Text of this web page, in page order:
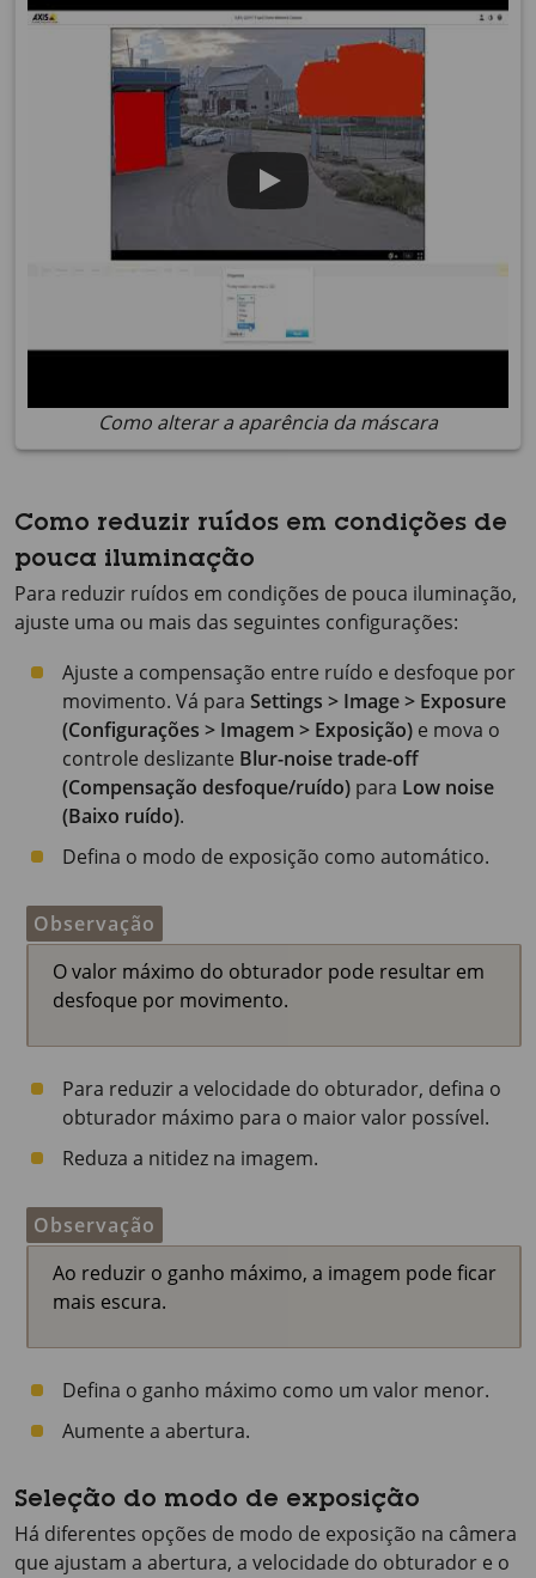
Como alterar a aparência da máscara
Como reduzir ruídos em condições de
pouca iluminação
Para reduzir ruídos em condições de pouca iluminação,
ajuste uma ou mais das seguintes configurações:
Ajuste a compensação entre ruído e desfoque por
movimento. Vá para Settings > Image > Exposure
(Configurações > Imagem > Exposição) e mova o
controle deslizante Blur-noise trade-off
(Compensação desfoque/ruído) para Low noise
(Baixo ruído).
Defina o modo de exposição como automático.
Observação
O valor máximo do obturador pode resultar em
desfoque por movimento.
Para reduzir a velocidade do obturador, defina o
obturador máximo para o maior valor possível.
Reduza a nitidez na imagem.
Observação
Ao reduzir o ganho máximo, a imagem pode ficar
mais escura.
Defina o ganho máximo como um valor menor.
Aumente a abertura.
Seleção do modo de exposição
Há diferentes opções de modo de exposição na câmera
que ajustam a abertura, a velocidade do obturador e o